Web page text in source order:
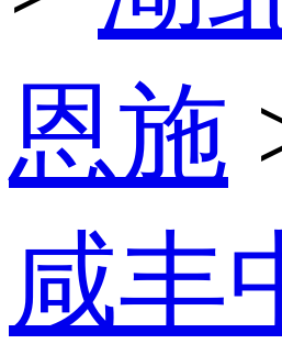
恩施
咸丰